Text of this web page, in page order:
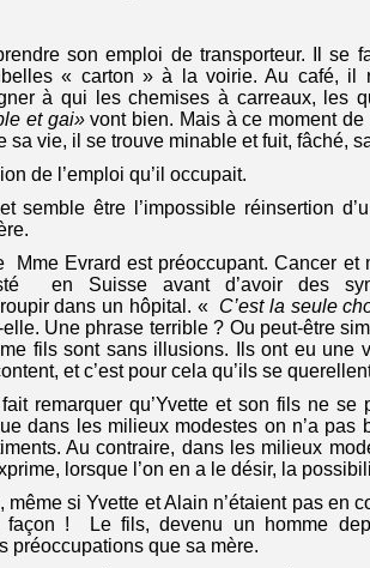
son emploi de transporteur. Il se
« carton » à la voirie. Au café, il
à qui les chemises à carreaux, les
et gai»vont bien. Mais à ce moment de
sa vie, il se trouve minable et fuit, fâché,
de l’emploi qu’il occupait.
semble être l’impossible réinsertion
Mme Evrard est préoccupant. Cancer et
en Suisse avant d’avoir des
dans un hôpital. « C’est la seule
elle. Une phrase terrible ? Ou peut-être
fils sont sans illusions. Ils ont eu une
et c’est pour cela qu’ils se
remarquer qu’Yvette et son fils ne
dans les milieux modestes on n’a pas
Au contraire, dans les milieux
lorsque l’on en a le désir, la
même si Yvette et Alain n’étaient pas en
! Le fils, devenu un homme
préoccupations que sa mère.